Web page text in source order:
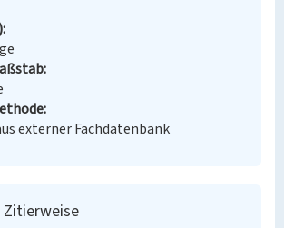
externer Fachdatenbank
Zitierweise